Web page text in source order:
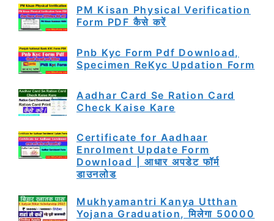
PM Kisan Physical Verification
Form PDF कैसे करें
Pnb Kyc Form Pdf Download,
Specimen ReKyc Updation Form
Aadhar Card Se Ration Card
Check Kaise Kare
Certificate for Aadhaar
Enrolment Update Form
Download | आधार अपडेट फॉर्म
डाउनलोड
Mukhyamantri Kanya Utthan
Yojana Graduation, मिलेगा 50000